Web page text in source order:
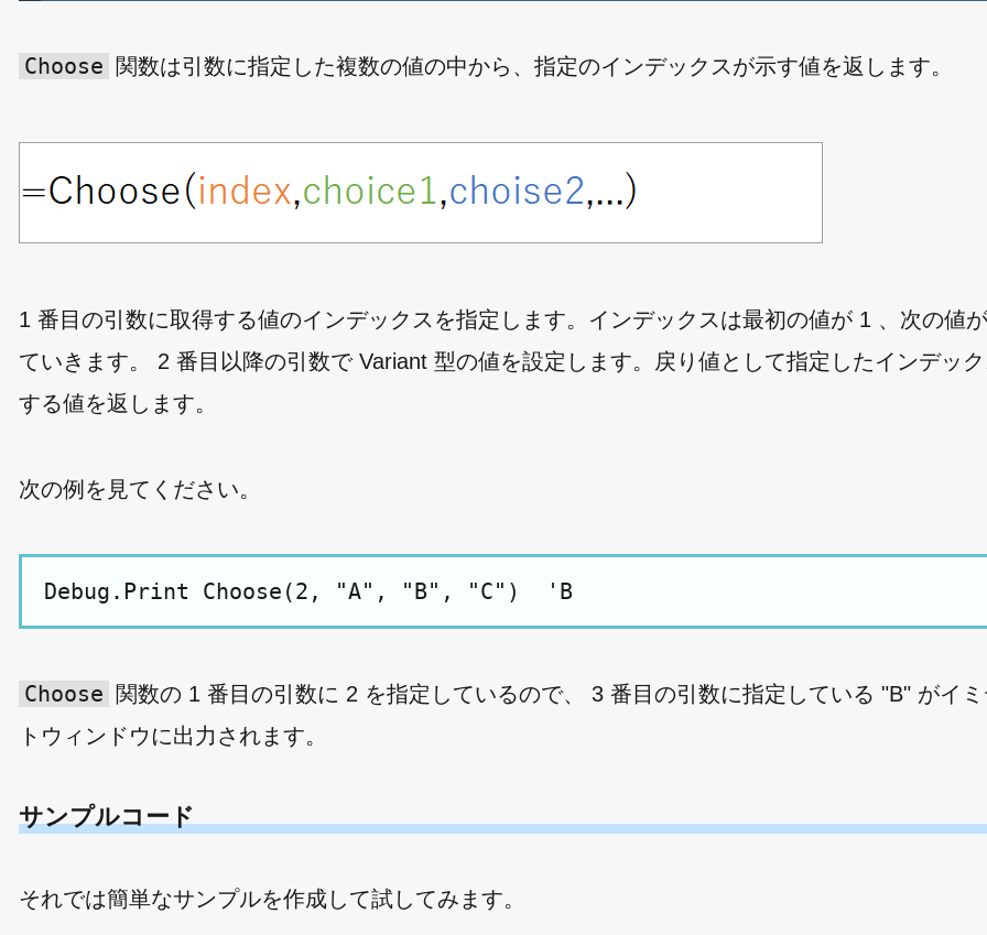
Choose 関数は引数に指定した複数の値の中から、指定のインデックスが示す値を返します。
1 番目の引数に取得する値のインデックスを指定します。インデックスは最初の値が 1 、次の値
ていきます。 2 番目以降の引数で Variant 型の値を設定します。戻り値として指定したインデッ
する値を返します。
次の例を見てください。
Choose
関数の 1 番目の引数に 2 を指定しているので、 3 番目の引数に指定している "B" がイミ
トウィンドウに出力されます。
サンプルコード
それでは簡単なサンプルを作成して試してみます。